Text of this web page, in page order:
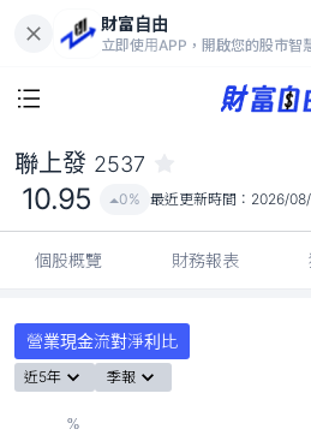
財富自由
立即使用APP，開啟您的股市智
10.95
0%
聯上發 2537
10.95 0% 最近更新時間： 2026/
個股概覽 財務報表
營業現金流對淨利比
近5年 季報